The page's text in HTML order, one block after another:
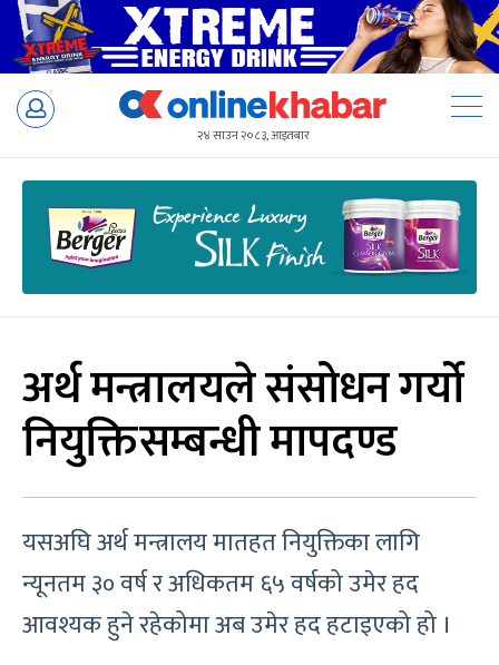
Skip
२४ साउन २०८३, आइतबार
अर्थ मन्त्रालयले संसोधन गर्यो
नियुक्तिसम्बन्धी मापदण्ड
यसअघि अर्थ मन्त्रालय मातहत नियुक्तिका लागि
न्यूनतम ३० वर्ष र अधिकतम ६५ वर्षको उमेर हद
आवश्यक हुने रहेकोमा अब उमेर हद हटाइएको हो ।